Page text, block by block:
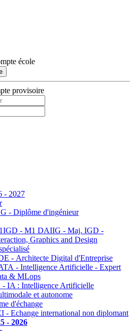
école
provisoire
- 2027
- Diplôme d'ingénieur
- M1 DAIIG - Maj. IGD -
Graphics and Design
- Architecte Digital d'Entreprise
- Intelligence Artificielle - Expert
& MLops
IA : Intelligence Artificielle
et autonome
d'échange
- Echange international non diplomant
- 2026